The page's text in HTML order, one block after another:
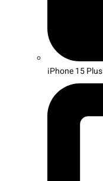
iPhone 15 Plus